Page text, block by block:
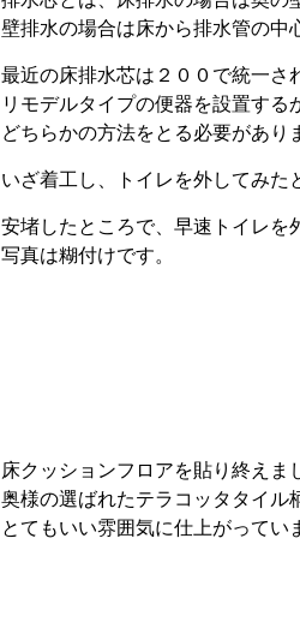
壁排水の場合は床から排水管の中
最近の床排水芯は２００で統一さ
リモデルタイプの便器を設置する
どちらかの方法をとる必要があり
いざ着工し、トイレを外してみた
安堵したところで、早速トイレを
写真は糊付けです。
床クッションフロアを貼り終えま
奥様の選ばれたテラコッタタイル
とてもいい雰囲気に仕上がってい